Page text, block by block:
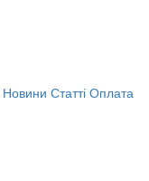
Новини Статті Оплата